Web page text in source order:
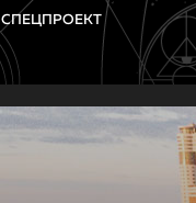
СПЕЦПРОЕКТ